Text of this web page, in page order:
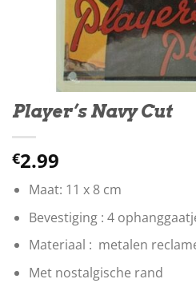
Player’s Navy Cut
€2.99
Maat: 11 x 8 cm
Bevestiging : 4
Materiaal : metalen
Met nostalgische rand